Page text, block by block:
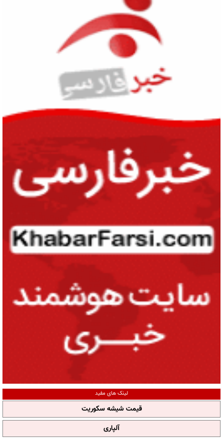
لینک های مفید
قیمت شیشه سکوریت
آلپاری